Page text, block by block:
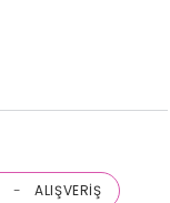
ALIŞVERIŞ